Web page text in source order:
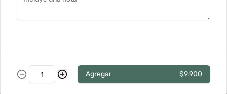
Tortilla española de papas y cebolla
rallado
$12.900
Agregar $9.900